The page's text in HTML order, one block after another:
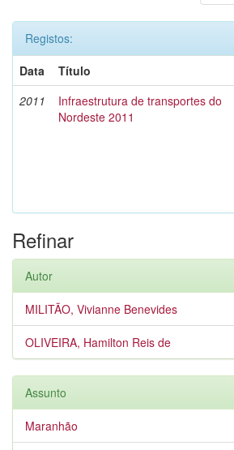
Registos:
Data
Título
2011
Infraestrutura de transportes do
Nordeste 2011
Refinar
Autor
MILITÃO, Vivianne Benevides
OLIVEIRA, Hamilton Reis de
Assunto
Maranhão